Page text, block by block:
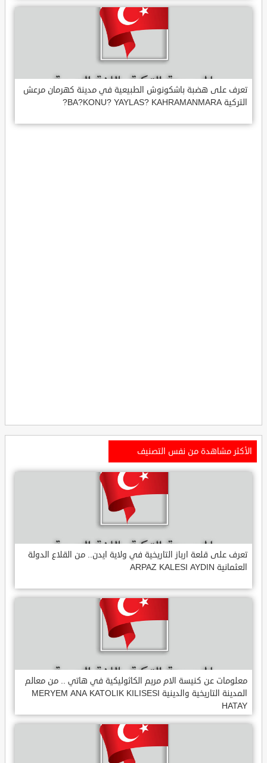
تعرف على هضبة باشكونوش الطبيعية في مدينة كهرمان مرعش
التركية BA?KONU? YAYLAS? KAHRAMANMARA?
الأكثر مشاهدة من نفس التصنيف
تعرف على قلعة ارباز التاريخية في ولاية ايدن.. من القلاع الدولة
العثمانية ARPAZ KALESI AYDIN
معلومات عن كنيسة الام مريم الكاثوليكية في هاتي .. من معالم
المدينة التاريخية والدينية MERYEM ANA KATOLIK KILISESI
HATAY